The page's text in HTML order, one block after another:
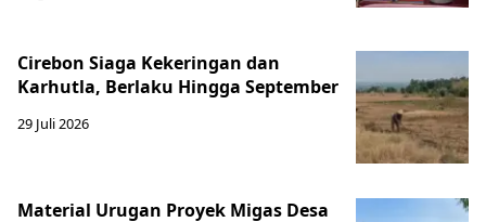
Cirebon Siaga Kekeringan dan
Karhutla, Berlaku Hingga September
29 Juli 2026
Material Urugan Proyek Migas Desa